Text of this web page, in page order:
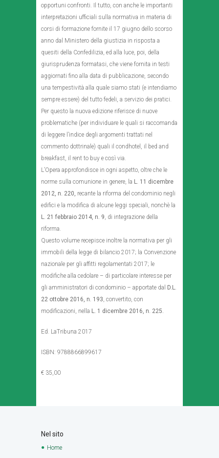
opportuni confronti. Il tutto, con anche le importanti
interpretazioni ufficiali sulla normativa in materia di
corsi di formazione fornite il 17 giugno dello scorso
anno dal Ministero della giustizia in risposta a
quesiti della Confedilizia, ed alla luce, poi, della
giurisprudenza formatasi, che viene fornita in testi
aggiornati fino alla data di pubblicazione, secondo
una tempestività alla quale siamo stati (e intendiamo
sempre essere) del tutto fedeli, a servizio dei pratici.
Per questo la nuova edizione riferisce di nuove
problematiche (per individuare le quali si raccomanda
di leggere l’indice degli argomenti trattati nel
commento dottrinale) quali il condhotel, il bed and
breakfast, il rent to buy e così via.
L’Opera approfondisce in ogni aspetto, oltre che le
norme sulla comunione in genere, la L. 11 dicembre
2012, n. 220, recante la riforma del condominio negli
edifici e la modifica di alcune leggi speciali, nonchè la
L. 21 febbraio 2014, n. 9, di integrazione della
riforma.
Questo volume recepisce inoltre la normativa per gli
immobili della legge di bilancio 2017; la Convenzione
nazionale per gli affitti regolamentati 2017; le
modifiche alla cedolare – di particolare interesse per
gli amministratori di condominio – apportate dal
D.L.
22 ottobre 2016, n. 193, convertito, con
modificazioni, nella L. 1 dicembre 2016, n. 225.
Ed. LaTribuna 2017
ISBN: 9788866899617
€ 35,00
Nel sito
Home